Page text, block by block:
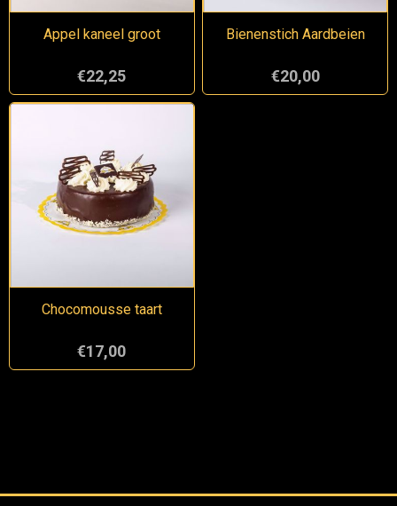
Appel kaneel groot
€22,25
Bienenstich Aardbeien
€20,00
Chocomousse taart
€17,00